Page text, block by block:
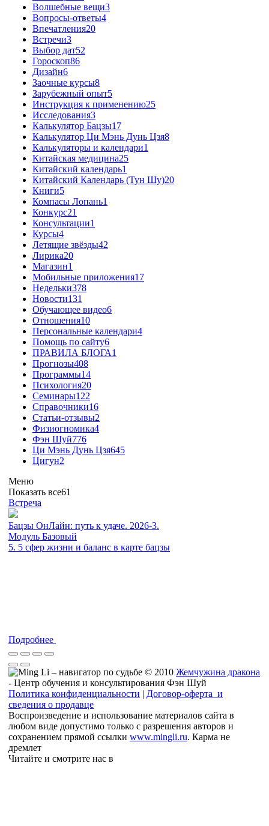
Волшебные вещи3
Вопросы-ответы4
Впечатления20
Встречи3
Выбор дат52
Гороскоп86
Дизайн6
Заочные курсы8
Зарубежный опыт5
Инструкция к применению25
Исследования3
Калькулятор Бацзы17
Калькулятор Ци Мэнь Дунь Цзя8
Калькуляторы и календари1
Китайская медицина25
Китайский календарь1
Китайский Календарь (Тун Шу)20
Книги5
Компасы Лопань1
Конкурс21
Консультации1
Курсы4
Летящие звёзды42
Лирика20
Магазин1
Мобильные приложения17
Недельки378
Новости131
Обучающее видео6
Отношения10
Персональные календари4
Помощь по сайту6
ПРАВИЛА БЛОГА1
Прогнозы408
Программы14
Психология20
Семинары122
Справочники16
Статьи-отзывы2
Физиогномика4
Фэн Шуй776
Ци Мэнь Дунь Цзя645
Цигун2
Меню
Показать все61
Встреча
Бацзы ОнЛайн: путь к удаче. 2026-3.
Модуль Базовый
5. 5 сфер жизни и баланс в карте бацзы
Подробнее
© 2010 Жемчужина дракона
- Центр обучения и консультирования Фэн Шуй
Политика конфиденциальности | Договор-оферта и
сведения о продавце
Воспроизведение и использование материалов сайта в
любом виде допустимо только с разрешения авторов и
сохранением прямой ссылки www.mingli.ru. Карма не
дремлет
Читайте и смотрите нас в